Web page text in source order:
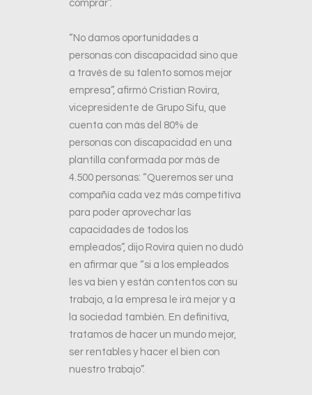
comprar”.
“No damos oportunidades a
personas con discapacidad sino que
a través de su talento somos mejor
empresa”, afirmó Cristian Rovira,
vicepresidente de Grupo Sifu, que
cuenta con más del 80% de
personas con discapacidad en una
plantilla conformada por más de
4.500 personas: “Queremos ser una
compañía cada vez más competitiva
para poder aprovechar las
capacidades de todos los
empleados”, dijo Rovira quien no dudó
en afirmar que “si a los empleados
les va bien y están contentos con su
trabajo, a la empresa le irá mejor y a
la sociedad también. En definitiva,
tratamos de hacer un mundo mejor,
ser rentables y hacer el bien con
nuestro trabajo”.